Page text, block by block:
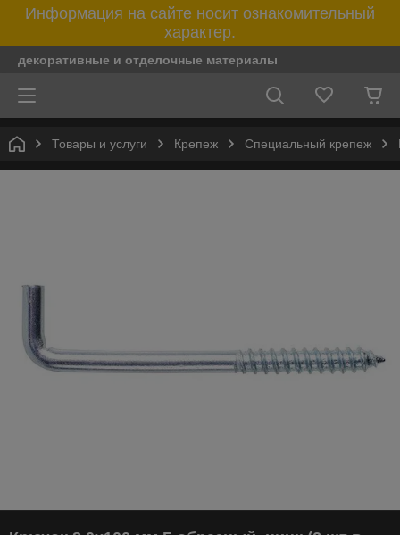
Информация на сайте носит ознакомительный
характер.
декоративные и отделочные материалы
Товары и услуги Крепеж Специальный крепеж